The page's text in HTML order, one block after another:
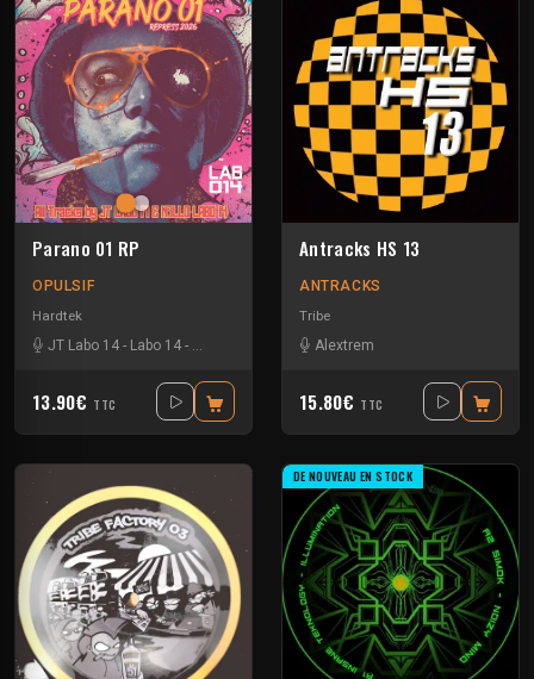
Parano 01 RP
OPULSIF
Hardtek
JT Labo 14 - Labo 14 - N3llø Labo 14
13.90€ TTC
Antracks HS 13
ANTRACKS
Tribe
Alextrem
15.80€ TTC
DE NOUVEAU EN STOCK